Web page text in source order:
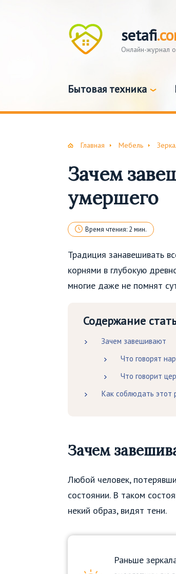
setafi
Онлайн-журнал
Бытовая техника
Главная Мебель
Зачем
умершего
Время чтения: 2 мин.
Традиция занавешивать
корнями в глубокую
многие даже не помнят
Содержание
Зачем завешивают
Что говорят
Что говорит
Как соблюдать этот
Зачем
Любой человек,
состоянии. В таком
некий образ, видят тени.
Раньше